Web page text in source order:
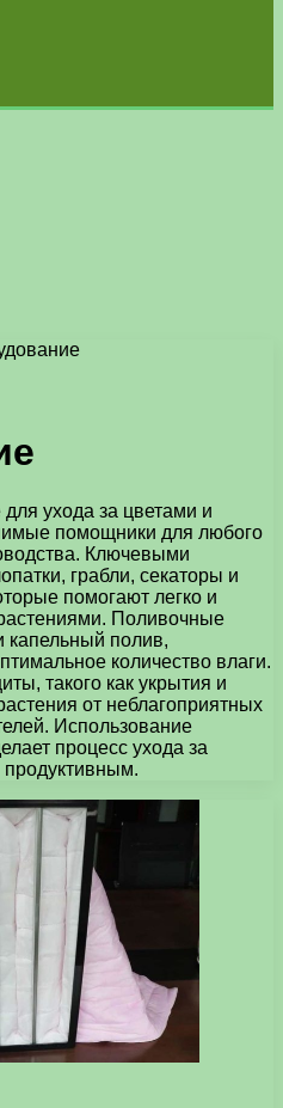
ухода за цветами и
помощники для любого
Ключевыми
грабли, секаторы и
помогают легко и
Поливочные
капельный полив,
количество влаги.
такого как укрытия и
от неблагоприятных
Использование
процесс ухода за